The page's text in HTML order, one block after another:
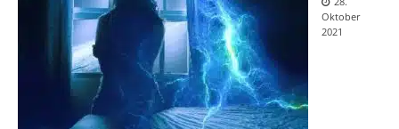
Oktober
2021